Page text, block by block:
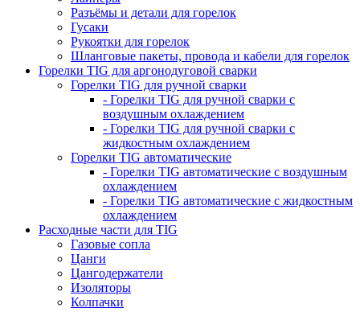
Разъёмы и детали для горелок
Гусаки
Рукоятки для горелок
Шланговые пакеты, провода и кабели для горелок
Горелки TIG для аргонодуговой сварки
Горелки TIG для ручной сварки
- Горелки TIG для ручной сварки с
воздушным охлаждением
- Горелки TIG для ручной сварки с
жидкостным охлаждением
Горелки TIG автоматические
- Горелки TIG автоматические с воздушным
охлаждением
- Горелки TIG автоматические с жидкостным
охлаждением
Расходные части для TIG
Газовые сопла
Цанги
Цангодержатели
Изоляторы
Колпачки